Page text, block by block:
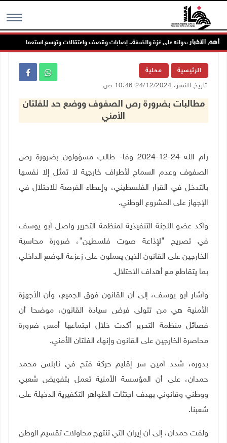
MENU أهم الاخبار
يواصل عدوانه على غزة والضفة.. إصابات وقصف واعتقالات وتوسع استعماري
الرئيسية محلية
تاريخ النشر: 24/12/2024 10:46 ص
مطالبات بضرورة رص الصفوف ووضع حد للفلتان
الأمني
رام الله 24-12-2024 وفا- طالب مسؤولون بضرورة رص
الصفوف وعدم السماح لأطراف خارجية لا تمثل إلا نفسها
بالتدخل في القرار الفلسطيني، وإعطاء الفرصة للاحتلال في
الإجهاز على المشروع الوطني.
وأكد عضو اللجنة التنفيذية لمنظمة التحرير واصل أبو يوسف
في تصريح "لإذاعة صوت فلسطين"، ضرورة محاسبة
الخارجين على القانون الذين يعملون على زعزعة الوضع الداخلي
بما يتقاطع مع أهداف الاحتلال.
وأشار أبو يوسف، إلى أن القانون فوق الجميع، وأن الأجهزة
الأمنية هي من تتولى فرض سيادة القانون، موضحا أن
فصائل منظمة التحرير أكدت خلال اجتماعها أمس ضرورة
محاصرة الخارجين على القانون وإنهاء الفلتان الأمني.
بدوره، شدد أمين سر إقليم حركة فتح في نابلس محمد
حمدان، على أن المؤسسة الأمنية تعمل بتفويض شعبي
ووطني وقانوني بهدف اجتثات الظواهر التكفيرية الدخيلة على
شعبنا.
ولفت حمدان، إلى أن إيران التي تنتهج محاولات تقسيم الوطن